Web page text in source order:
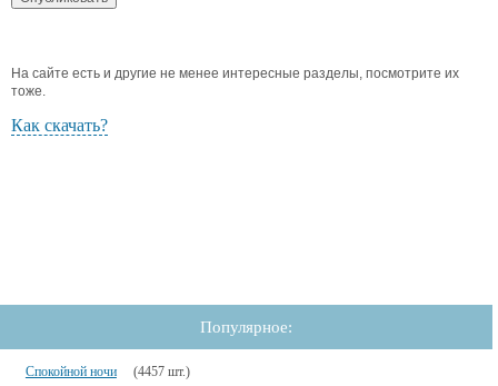
На сайте есть и другие не менее интересные разделы, посмотрите их
тоже.
Как скачать?
Популярное:
Спокойной ночи (4457 шт.)